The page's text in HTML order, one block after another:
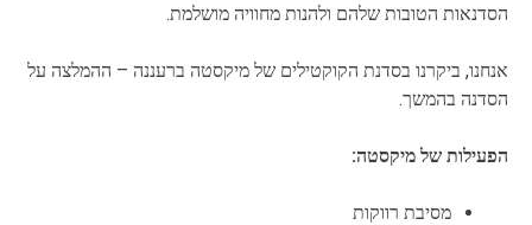
הסדנאות הטובות שלהם ולהנות מחוויה מושלמת.
אנחנו, ביקרנו בסדנת הקוקטילים של מיקסטה ברעננה – ההמלצה על
הסדנה בהמשך.
הפעילות של מיקסטה:
מסיבת רווקות